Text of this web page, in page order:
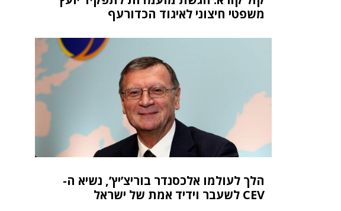
משפטי חיצוני לאיגוד הכדורעף
הלך לעולמו אלכסנדר בוריצ’יץ’, נשיא ה-
CEV לשעבר וידיד אמת של ישראל